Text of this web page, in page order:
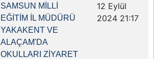
SAMSUN MİLLİ
EĞİTİM İL MÜDÜRÜ
YAKAKENT VE
ALAÇAM'DA
OKULLARI ZİYARET
12 Eylül
2024 21:17